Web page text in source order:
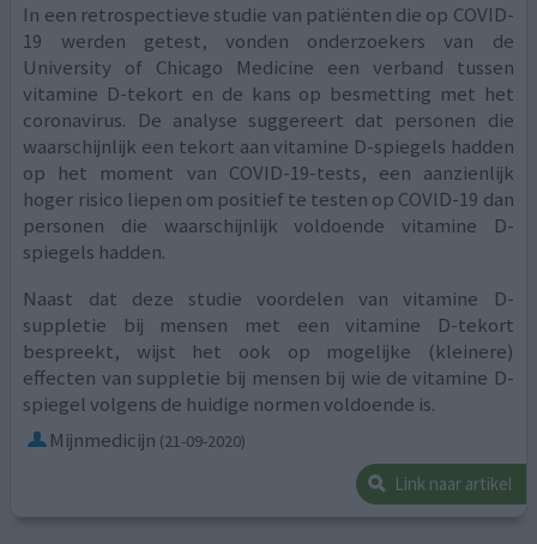
In een retrospectieve studie van patiënten die op COVID-
19 werden getest, vonden onderzoekers van de
University of Chicago Medicine een verband tussen
vitamine D-tekort en de kans op besmetting met het
coronavirus. De analyse suggereert dat personen die
waarschijnlijk een tekort aan vitamine D-spiegels hadden
op het moment van COVID-19-tests, een aanzienlijk
hoger risico liepen om positief te testen op COVID-19 dan
personen die waarschijnlijk voldoende vitamine D-
spiegels hadden.
Naast dat deze studie voordelen van vitamine D-
suppletie bij mensen met een vitamine D-tekort
bespreekt, wijst het ook op mogelijke (kleinere)
effecten van suppletie bij mensen bij wie de vitamine D-
spiegel volgens de huidige normen voldoende is.
Mijnmedicijn (21-09-2020)
Link naar artikel